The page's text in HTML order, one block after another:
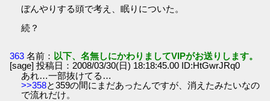
ぼんやりする頭で考え、眠りについた。
続？
363 名前： 以下、名無しにかわりましてVIPがお送りします。
[sage] 投稿日：2008/03/30(日) 18:18:45.00 ID:HtGwrJRq0
あれ…一部抜けてる…
>>358と359の間にまだあったんですが、消えたみたいなの
で流れだけ。